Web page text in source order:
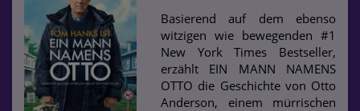
Basierend auf dem ebenso
witzigen wie bewegenden #1
New York Times Bestseller,
erzählt EIN MANN NAMENS
OTTO die Geschichte von Otto
Anderson, einem mürrischen